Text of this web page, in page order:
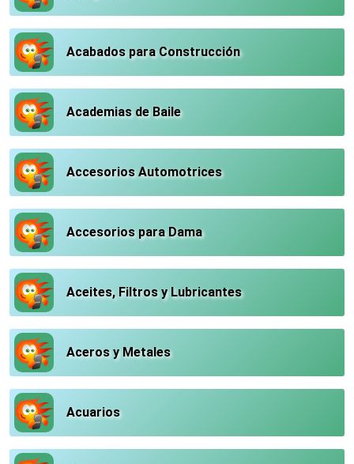
Acabados para Construcción
Academias de Baile
Accesorios Automotrices
Accesorios para Dama
Aceites, Filtros y Lubricantes
Aceros y Metales
Acuarios